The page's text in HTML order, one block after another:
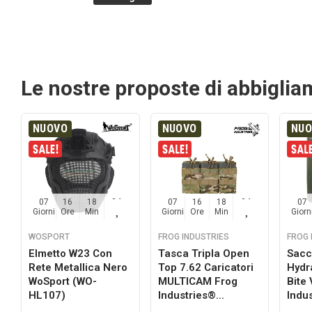
Le nostre proposte di
NUOVO
07
Giorni
16
Ore
18
Min
33
WOSPORT
Elmetto W23 Con
Rete Metallica Nero
WoSport (WO-
HL107)
NUOVO
07
Giorni
16
Ore
18
Min
33
FROG INDUSTRIES
Tasca Tripla Open
Top 7.62 Caricatori
MULTICAM Frog
Industries®...
07
FROG
Bite